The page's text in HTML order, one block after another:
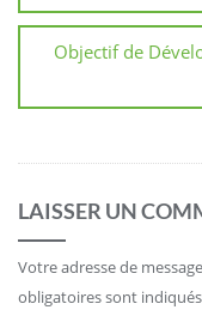
Objectif de
LAISSER UN
Votre adresse de
obligatoires sont